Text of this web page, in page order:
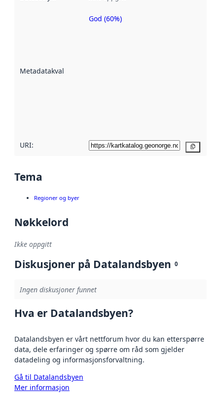
Metadatakvalitet
Metadatakvalitet
God (60%)
URI:
Tema
Regioner og byer
Nøkkelord
Ikke oppgitt
Diskusjoner på Datalandsbyen 0
Ingen diskusjoner funnet
Hva er Datalandsbyen?
Datalandsbyen er vårt nettforum hvor du kan etterspørre
data, dele erfaringer og spørre om råd som gjelder
datadeling og informasjonsforvaltning.
Gå til Datalandsbyen
Mer informasjon